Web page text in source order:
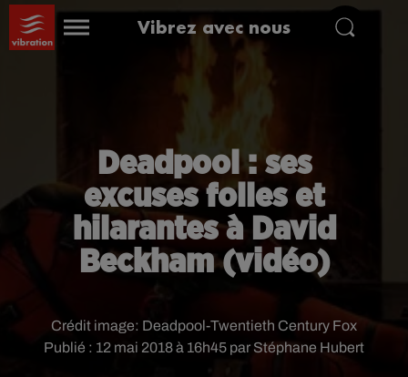
Vibrez avec nous
Deadpool : ses
excuses folles et
hilarantes à David
Beckham (vidéo)
Publié : 12 mai 2018 à 16h45 par Stéphane Hubert
Crédit image: Deadpool-Twentieth Century Fox